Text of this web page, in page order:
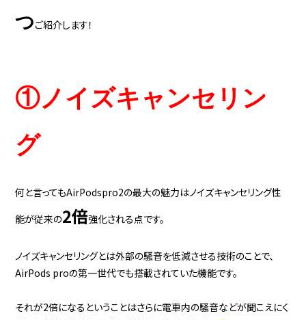
つご紹介します！
①ノイズキャンセリン
グ
何と言ってもAirPodspro2の最大の魅力はノイズキャンセリング性
能が従来の2倍強化される点です。
ノイズキャンセリングとは外部の騒音を低減させる技術のことで、
AirPods proの第一世代でも搭載されていた機能です。
それが2倍になるということはさらに電車内の騒音などが聞こえにく